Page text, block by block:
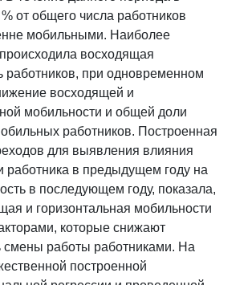
от общего числа работников
мобильными. Наиболее
восходящая
работников, при одновременном
восходящей и
мобильности и общей доли
работников. Построенная
для выявления влияния
работника в предыдущем году на
в последующем году, показала,
и горизонтальная мобильности
которые снижают
смены работы работниками. На
построенной